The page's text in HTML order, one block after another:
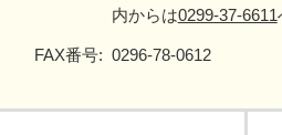
内からは0299-37-6611
FAX番号: 0296-78-0612